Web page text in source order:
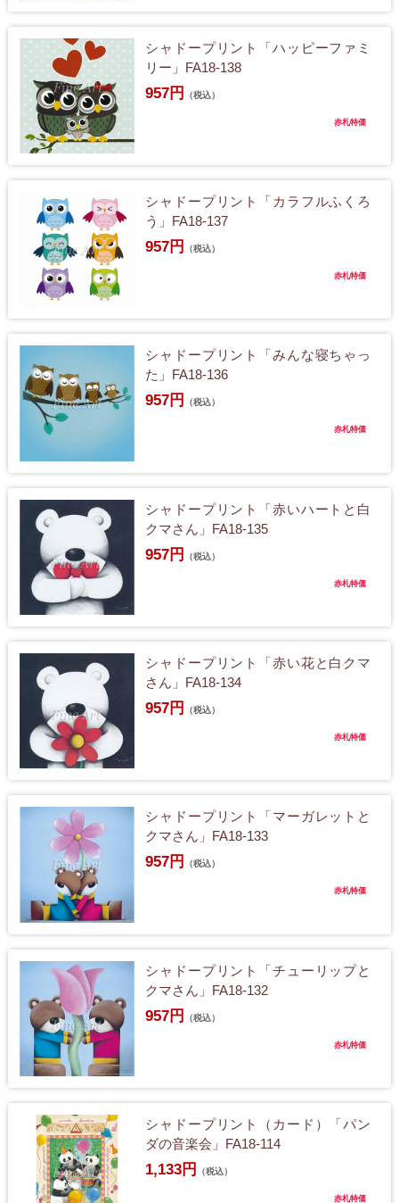
シャドープリント「ハッピーファミ
リー」FA18-138
957円 （税込）
赤札特価
シャドープリント「カラフルふくろ
う」FA18-137
957円 （税込）
赤札特価
シャドープリント「みんな寝ちゃっ
た」FA18-136
957円 （税込）
赤札特価
シャドープリント「赤いハートと白
クマさん」FA18-135
957円 （税込）
赤札特価
シャドープリント「赤い花と白クマ
さん」FA18-134
957円 （税込）
赤札特価
シャドープリント「マーガレットと
クマさん」FA18-133
957円 （税込）
赤札特価
シャドープリント「チューリップと
クマさん」FA18-132
957円 （税込）
赤札特価
シャドープリント（カード）「パン
ダの音楽会」FA18-114
1,133円 （税込）
赤札特価